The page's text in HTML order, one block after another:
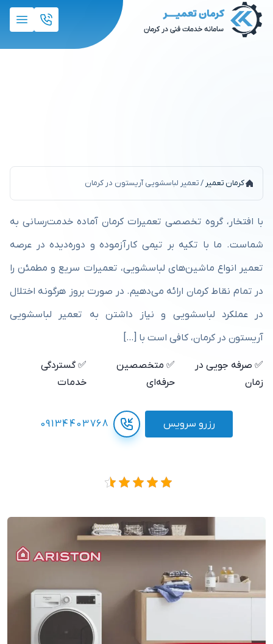
کرمان تعمیر /تعمیر لباسشویی آریستون در کرمان
با افتخار، گروه تخصصی تعمیرات کرمان آماده خدمت‌رسانی به
شماست. ما با تکیه بر تیمی کارآزموده و دوره‌دیده در عرصه
تعمیر انواع ماشین‌های لباسشویی، تعمیرات سریع و مطمئن را
در تمام نقاط کرمان ارائه می‌دهیم. در صورت بروز هرگونه اختلال
در عملکرد لباسشویی و نیاز داشتن به تعمیر لباسشویی
آریستون در کرمان، کافی‌ است با […]
✅ صرفه جویی در
زمان
✅ متخصصین
حرفه‌ای
✅ گستردگی
خدمات
رزرو سرویس 09134403768